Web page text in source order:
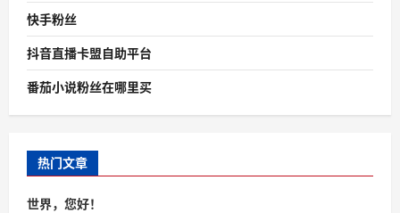
快手粉丝
抖音直播卡盟自助平台
番茄小说粉丝在哪里买
热门文章
世界，您好！